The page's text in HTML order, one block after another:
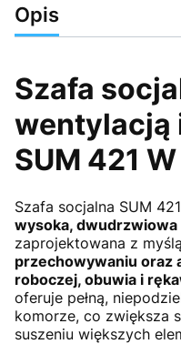
Opis
Szafa
wentylacją
SUM 421
Szafa socjalna SUM
wysoka, dwudrzwiowa
zaprojektowana z
przechowywaniu oraz
roboczej, obuwia i
oferuje pełną,
komorze, co zwiększa
suszeniu większych